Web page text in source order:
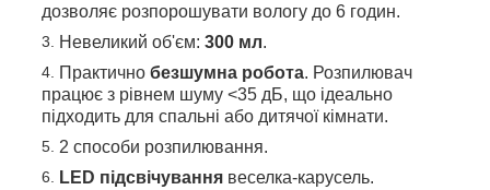
дозволяє розпорошувати вологу до 6 годин.
Невеликий об'єм: 300 мл.
Практично безшумна робота. Розпилювач
працює з рівнем шуму <35 дБ, що ідеально
підходить для спальні або дитячої кімнати.
2 способи розпилювання.
LED підсвічування веселка-карусель.